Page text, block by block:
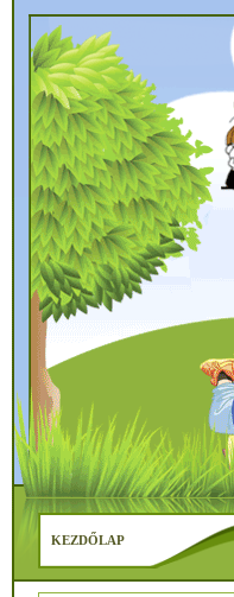
KEZDŐLAP